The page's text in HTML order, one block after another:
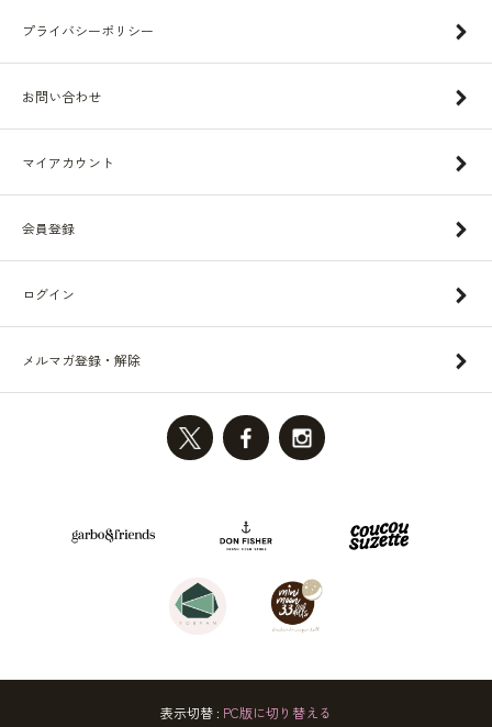
プライバシーポリシー
お問い合わせ
マイアカウント
会員登録
ログイン
メルマガ登録・解除
表示切替 : PC版に切り替える